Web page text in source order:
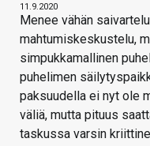
11.9.2020
Menee vähän
mahtumiskeskustelu,
simpukkamallinen
puhelimen
paksuudella ei nyt ole
väliä, mutta pituus
taskussa varsin